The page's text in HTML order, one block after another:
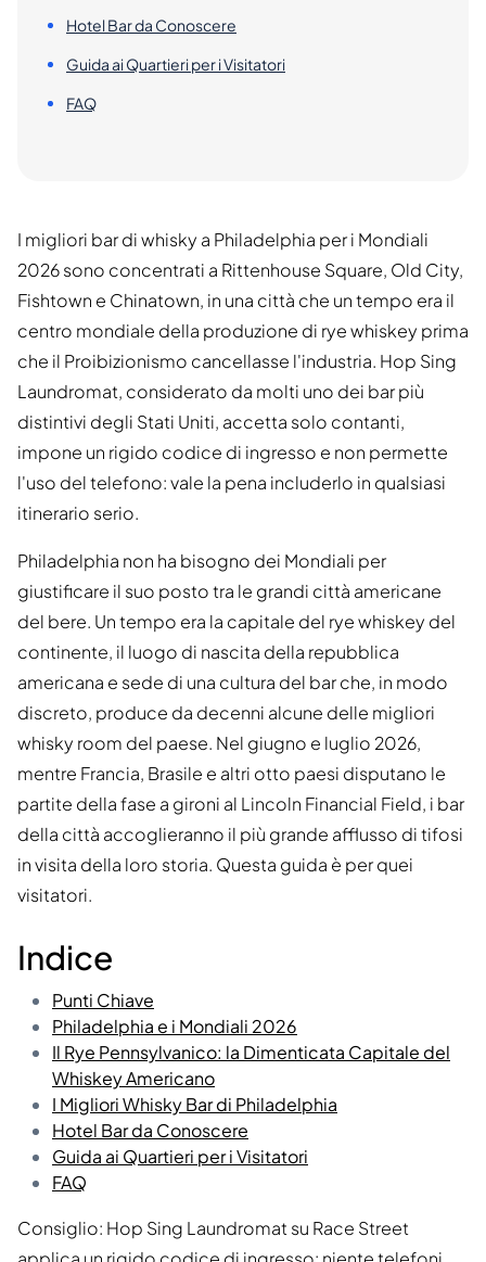
Hotel Bar da Conoscere
Guida ai Quartieri per i Visitatori
FAQ
I migliori bar di whisky a Philadelphia per i Mondiali
2026 sono concentrati a Rittenhouse Square, Old City,
Fishtown e Chinatown, in una città che un tempo era il
centro mondiale della produzione di rye whiskey prima
che il Proibizionismo cancellasse l'industria. Hop Sing
Laundromat, considerato da molti uno dei bar più
distintivi degli Stati Uniti, accetta solo contanti,
impone un rigido codice di ingresso e non permette
l'uso del telefono: vale la pena includerlo in qualsiasi
itinerario serio.
Philadelphia non ha bisogno dei Mondiali per
giustificare il suo posto tra le grandi città americane
del bere. Un tempo era la capitale del rye whiskey del
continente, il luogo di nascita della repubblica
americana e sede di una cultura del bar che, in modo
discreto, produce da decenni alcune delle migliori
whisky room del paese. Nel giugno e luglio 2026,
mentre Francia, Brasile e altri otto paesi disputano le
partite della fase a gironi al Lincoln Financial Field, i bar
della città accoglieranno il più grande afflusso di tifosi
in visita della loro storia. Questa guida è per quei
visitatori.
Indice
Punti Chiave
Philadelphia e i Mondiali 2026
Il Rye Pennsylvanico: la Dimenticata Capitale del
Whiskey Americano
I Migliori Whisky Bar di Philadelphia
Hotel Bar da Conoscere
Guida ai Quartieri per i Visitatori
FAQ
Consiglio: Hop Sing Laundromat su Race Street